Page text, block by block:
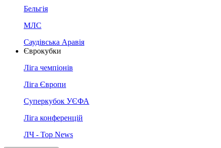
Бельгія
МЛС
Саудівська Аравія
Єврокубки
Ліга чемпіонів
Ліга Європи
Суперкубок УЄФА
Ліга конференцій
ЛЧ - Top News